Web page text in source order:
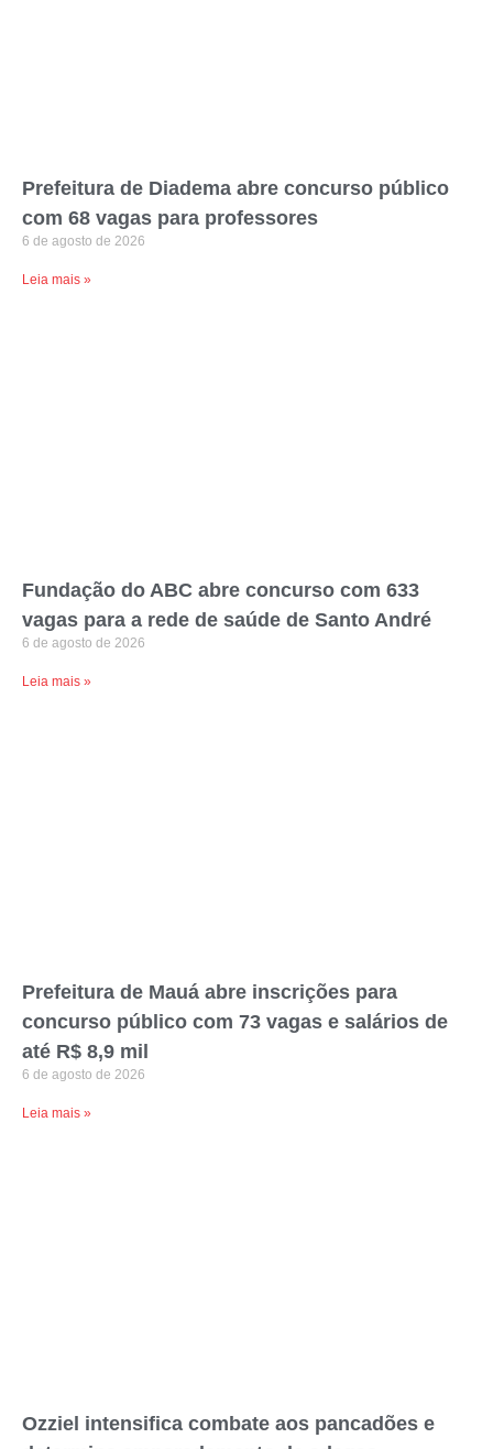
Prefeitura de Diadema abre concurso público
com 68 vagas para professores
6 de agosto de 2026
Leia mais »
Fundação do ABC abre concurso com 633
vagas para a rede de saúde de Santo André
6 de agosto de 2026
Leia mais »
Prefeitura de Mauá abre inscrições para
concurso público com 73 vagas e salários de
até R$ 8,9 mil
6 de agosto de 2026
Leia mais »
Ozziel intensifica combate aos pancadões e